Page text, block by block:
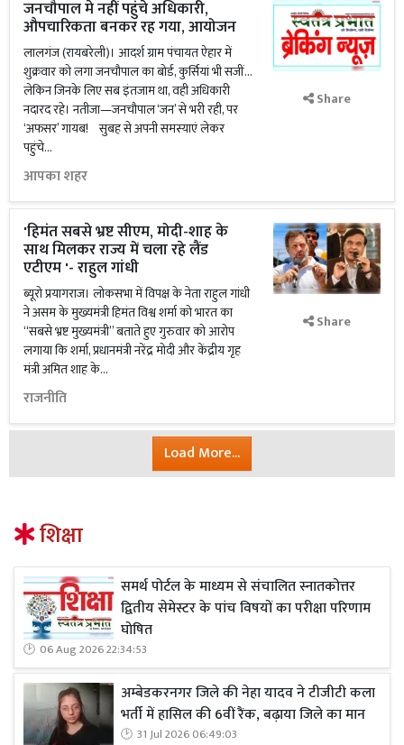
जनचौपाल मे नहीं पहुंचे अधिकारी,
औपचारिकता बनकर रह गया, आयोजन
लालगंज (रायबरेली)। आदर्श ग्राम पंचायत ऐहार में
शुक्रवार को लगा जनचौपाल का बोर्ड, कुर्सियां भी सजीं…
लेकिन जिनके लिए सब इंतजाम था, वही अधिकारी
नदारद रहे। नतीजा—जनचौपाल ‘जन’ से भरी रही, पर
‘अफसर’ गायब! सुबह से अपनी समस्याएं लेकर
पहुंचे...
आपका शहर
Share
'हिमंत सबसे भ्रष्ट सीएम, मोदी-शाह के
साथ मिलकर राज्य में चला रहे लैंड
एटीएम '- राहुल गांधी
ब्यूरो प्रयागराज। लोकसभा में विपक्ष के नेता राहुल गांधी
ने असम के मुख्यमंत्री हिमंत विश्व शर्मा को भारत का
‘‘सबसे भ्रष्ट मुख्यमंत्री’’ बताते हुए गुरुवार को आरोप
लगाया कि शर्मा, प्रधानमंत्री नरेंद्र मोदी और केंद्रीय गृह
मंत्री अमित शाह के...
राजनीति
Share
Load More...
शिक्षा
समर्थ पोर्टल के माध्यम से संचालित स्नातकोत्तर
द्वितीय सेमेस्टर के पांच विषयों का परीक्षा परिणाम
घोषित
06 Aug 2026 22:34:53
अम्बेडकरनगर जिले की नेहा यादव ने टीजीटी कला
भर्ती में हासिल की 6वीं रैंक, बढ़ाया जिले का मान
31 Jul 2026 06:49:03